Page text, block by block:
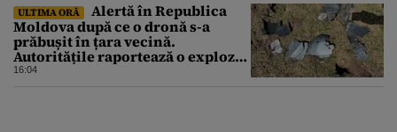
ULTIMA ORĂ
Alertă în Republica
Moldova după ce o dronă s-a
prăbușit în țara vecină.
Autoritățile raportează o explozie
urmată de incendiu
16:04